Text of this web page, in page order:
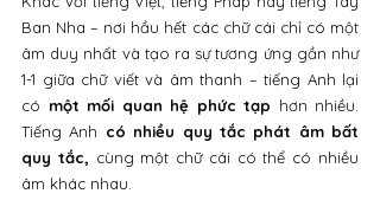
Ban Nha – nơi hầu hết các chữ cái chỉ có một
âm duy nhất và tạo ra sự tương ứng gần như
1-1 giữa chữ viết và âm thanh – tiếng Anh lại
có một mối quan hệ phức tạp hơn nhiều.
Tiếng Anh có nhiều quy tắc phát âm bất
quy tắc, cùng một chữ cái có thể có nhiều
âm khác nhau.